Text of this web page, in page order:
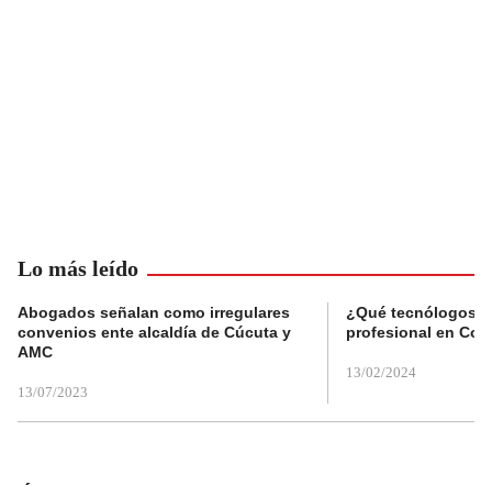
Lo más leído
Abogados señalan como irregulares
convenios ente alcaldía de Cúcuta y
AMC
13/07/2023
¿Qué tecnólogos
profesional en
13/02/2024